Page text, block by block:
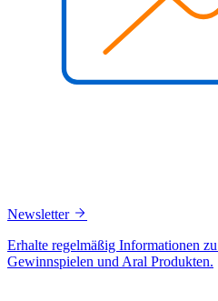
Newsletter
Erhalte regelmäßig Informationen
Gewinnspielen und Aral Produkten.